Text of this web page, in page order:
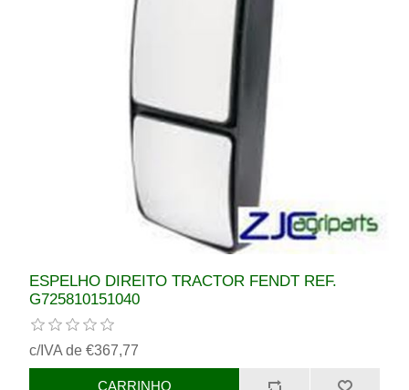
ESPELHO DIREITO TRACTOR FENDT REF.
G725810151040
c/IVA de €367,77